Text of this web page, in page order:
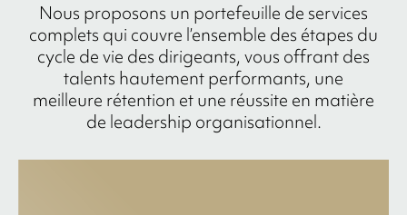
Nous proposons un portefeuille de services
complets qui couvre l’ensemble des étapes du
cycle de vie des dirigeants, vous offrant des
talents hautement performants, une
meilleure rétention et une réussite en matière
de leadership organisationnel.